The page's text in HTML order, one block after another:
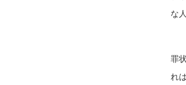
な
罪
れ